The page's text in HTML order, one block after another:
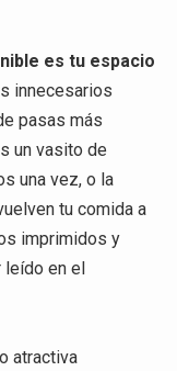
es tu espacio
innecesarios
pasas más
un vasito de
una vez, o la
tu comida a
imprimidos y
leído en el
atractiva